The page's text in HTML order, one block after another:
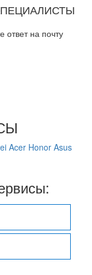
ответ на почту
Acer Honor Asus